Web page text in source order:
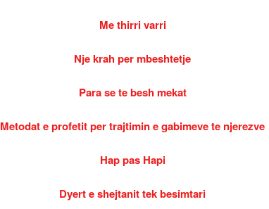
Me thirri varri
Nje krah per mbeshtetje
Para se te besh mekat
Metodat e profetit per trajtimin e gabimeve te njerezve
Hap pas Hapi
Dyert e shejtanit tek besimtari